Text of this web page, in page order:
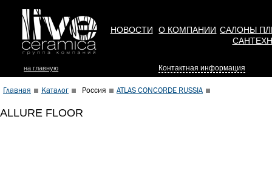
НОВОСТИ О КОМПАНИИ САЛОНЫ
на главную Контактная информация
Главная Каталог Россия ATLAS CONCORDE RUSSIA
ALLURE FLOOR